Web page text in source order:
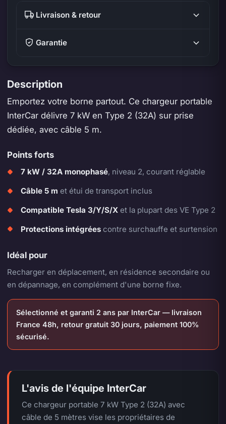
Livraison & retour
Garantie
Description
Emportez votre borne partout. Ce chargeur portable
InterCar délivre 7 kW en Type 2 (32A) sur prise
dédiée, avec câble 5 m.
Points forts
7 kW / 32A monophasé, niveau 2, courant réglable
Câble 5 m et étui de transport inclus
Compatible Tesla 3/Y/S/Xet la plupart des VE Type 2
Protections intégréescontre surchauffe et surtension
Idéal pour
Recharger en déplacement, en résidence secondaire ou
en dépannage, en complément d'une borne fixe.
Sélectionné et garanti 2 ans par InterCar — livraison
France 48h, retour gratuit 30 jours, paiement 100%
sécurisé.
L'avis de l'équipe InterCar
Ce chargeur portable 7 kW Type 2 (32A) avec
câble de 5 mètres vise les propriétaires de